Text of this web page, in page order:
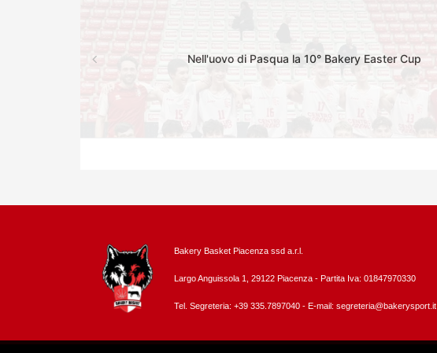
Nell'uovo di Pasqua la 10° Bakery Easter Cup
Bakery Basket Piacenza ssd a.r.l.
Largo Anguissola 1, 29122 Piacenza - Partita Iva: 01847970330
Tel. Segreteria: +39 335.7897040 - E-mail: segreteria@bakerysport.it